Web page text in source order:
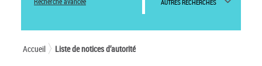
AUTRES RECHERCHES
Accueil Liste de notices d’autorité